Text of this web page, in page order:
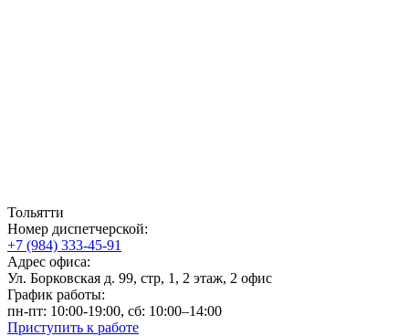
Тольятти
Номер диспетчерской:
+7 (984) 333-45-91
Адрес офиса:
Ул. Борковская д. 99, стр, 1, 2 этаж, 2 офис
График работы:
пн-пт: 10:00-19:00, сб: 10:00–14:00
Приступить к работе